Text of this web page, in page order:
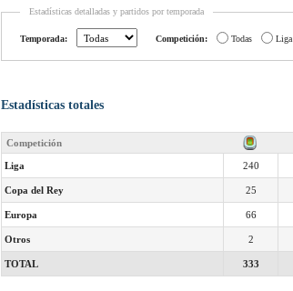
Estadísticas detalladas y partidos por temporada
Temporada: Competición: Todas Liga
Estadísticas totales
Competición
Liga 240
Copa del Rey 25
Europa 66
Otros 2
TOTAL 333